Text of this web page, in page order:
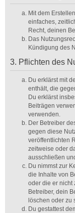
Mit dem
einfaches,
Recht, deinen
Das
Kündigung des
3. Pflichten des
Du erklärst mit
enthält, die
Du erklärst
Beiträgen
verwenden.
Der Betreiber
gegen diese
veröffentlichten
zeitweise oder
ausschließen
Du nimmst zur
die Inhalte von
oder die er nicht
Betreiber, dein
löschen oder zu
Du gestattest